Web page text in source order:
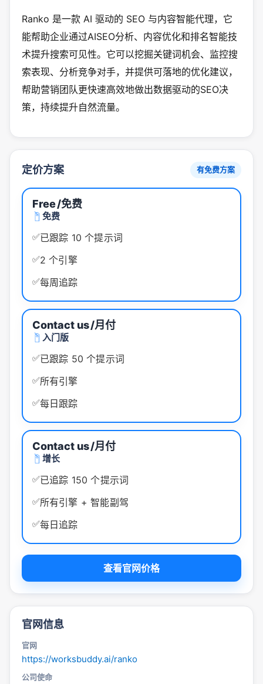
Ranko 是一款 AI 驱动的 SEO 与内容智能代理，它
能帮助企业通过AISEO分析、内容优化和排名智能技
术提升搜索可见性。它可以挖掘关键词机会、监控搜
索表现、分析竞争对手，并提供可落地的优化建议，
帮助营销团队更快速高效地做出数据驱动的SEO决
策，持续提升自然流量。
定价方案 有免费方案
Free/免费
免费
✅已跟踪 10 个提示词
✅2 个引擎
✅每周追踪
Contact us/月付
入门版
✅已跟踪 50 个提示词
✅所有引擎
✅每日跟踪
Contact us/月付
增长
✅已追踪 150 个提示词
✅所有引擎 + 智能副驾
✅每日追踪
查看官网价格
官网信息
官网
https://worksbuddy.ai/ranko
公司使命